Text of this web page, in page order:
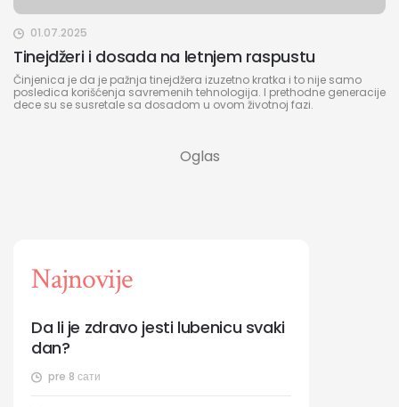
01.07.2025
Tinejdžeri i dosada na letnjem raspustu
Činjenica je da je pažnja tinejdžera izuzetno kratka i to nije samo
posledica korišćenja savremenih tehnologija. I prethodne generacije
dece su se susretale sa dosadom u ovom životnoj fazi.
Najnovije
pre 8 сати
Da li je zdravo jesti lubenicu svaki
dan?